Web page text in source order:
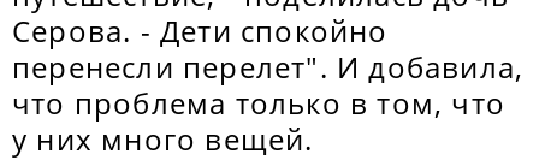
Серова. - Дети спокойно
перенесли перелет". И добавила,
что проблема только в том, что
у них много вещей.